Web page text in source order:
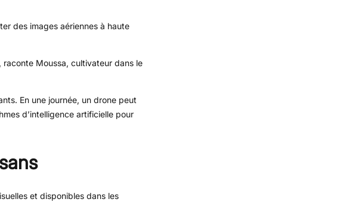
des images aériennes à haute
Moussa, cultivateur dans le
En une journée, un drone peut
d’intelligence artificielle pour
et disponibles dans les